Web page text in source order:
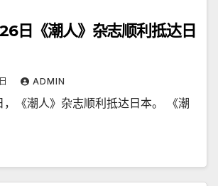
日《潮人》杂志顺利抵达日
ADMIN
《潮人》杂志顺利抵达日本。 《潮